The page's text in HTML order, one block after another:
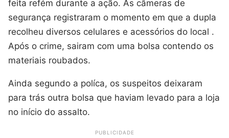
feita refém durante a ação. As câmeras de
segurança registraram o momento em que a dupla
recolheu diversos celulares e acessórios do local .
Após o crime, sairam com uma bolsa contendo os
materiais roubados.
Ainda segundo a políca, os suspeitos deixaram
para trás outra bolsa que haviam levado para a loja
no início do assalto.
PUBLICIDADE